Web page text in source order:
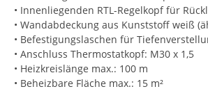
• Innenliegenden RTL-Regelkopf für
• Wandabdeckung aus Kunststoff weiß
• Befestigungslaschen für
• Anschluss Thermostatkopf: M30 x 1,5
• Heizkreislänge max.: 100 m
• Beheizbare Fläche max.: 15 m²